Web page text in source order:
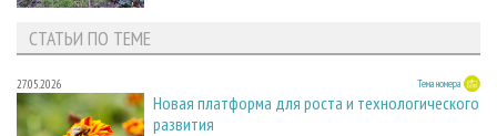
СТАТЬИ ПО ТЕМЕ
27.05.2026 Тема номера
Новая платформа для роста и технологического
развития